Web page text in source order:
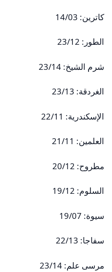
كاترين: 14/03
الطور: 23/12
شرم الشيخ: 23/14
الغردقة: 23/13
الإسكندرية: 22/11
العلمين: 21/11
مطروح: 20/12
السلوم: 19/12
سيوة: 19/07
سفاجا: 22/13
مرسى علم: 23/14